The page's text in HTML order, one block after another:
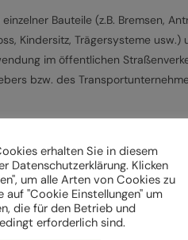
Bauteile (z.B. Bremsen,
Kindersitz, Trägersysteme
im öffentlichen
bzw. des
erhalten Sie in diesem
Datenschutzerklärung. Klicken
um alle Arten von Cookies zu
"Cookie Einstellungen" um
die für den Betrieb und
erforderlich sind.